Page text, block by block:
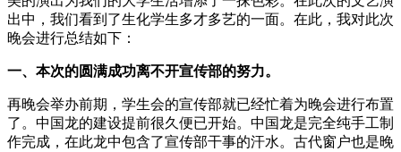
出中，我们看到了生化学生多才多艺的一面。在此，我对此次
晚会进行总结如下：
一、本次的圆满成功离不开宣传部的努力。
再晚会举办前期，学生会的宣传部就已经忙着为晚会进行布置
了。中国龙的建设提前很久便已开始。中国龙是完全纯手工制
作完成，在此龙中包含了宣传部干事的汗水。古代窗户也是晚